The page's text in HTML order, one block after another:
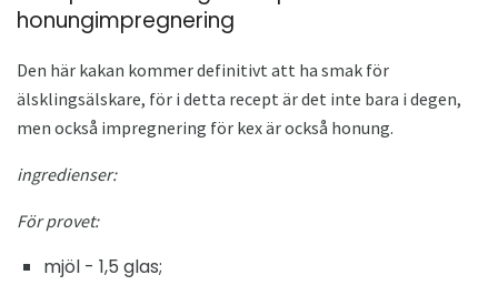
honungimpregnering
Den här kakan kommer definitivt att ha smak för
älsklingsälskare, för i detta recept är det inte bara i degen,
men också impregnering för kex är också honung.
ingredienser:
För provet:
mjöl - 1,5 glas;